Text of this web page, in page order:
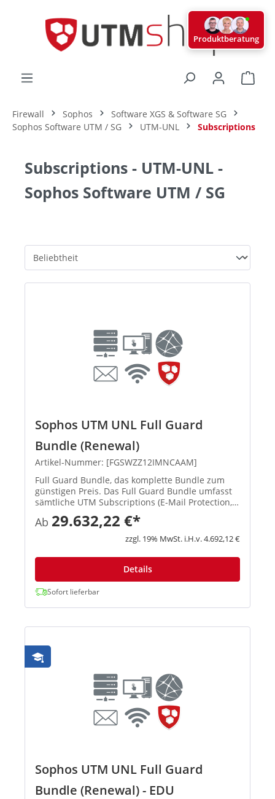
Firewall Sophos
Software XGS & Software SG
Sophos Software UTM / SG
UTM-UNL Subscriptions
Subscriptions - UTM-UNL -
Sophos Software UTM / SG
Sophos UTM UNL Full Guard
Bundle (Renewal)
Artikel-Nummer: [FGSWZZ12IMNCAAM]
Full Guard Bundle, das komplette Bundle zum
günstigen Preis. Das Full Guard Bundle umfasst
sämtliche UTM Subscriptions (E-Mail Protection,
Network Protection, Web Protection, Webserver
Protection und Wireless Protection) und gibt
Ab 29.632,22 €*
zzgl. 19% MwSt. i.H.v. 4.692,12 €
Details
Sofort lieferbar
Sophos UTM UNL Full Guard
Bundle (Renewal) - EDU
Produktberatung